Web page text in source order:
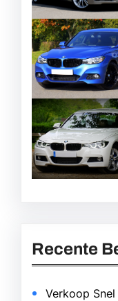
Recente
Verkoop